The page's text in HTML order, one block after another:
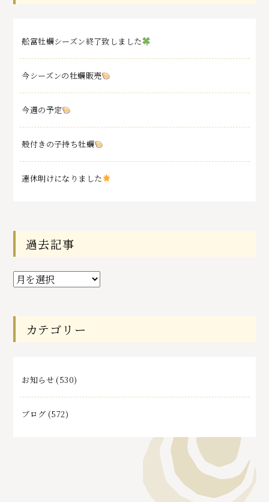
舩富牡蠣シーズン終了致しました
今シーズンの牡蠣販売
今週の予定
殻付きの子持ち牡蠣
連休明けになりました
過去記事
過
去
事
カテゴリー
お知らせ (530)
ブログ (572)